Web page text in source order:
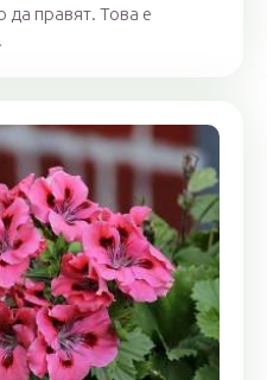
да правят. Това е